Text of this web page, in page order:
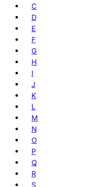
C
D
E
F
G
H
I
J
K
L
M
N
O
P
Q
R
S